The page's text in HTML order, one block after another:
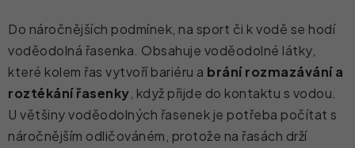
Do náročnějších podmínek, na sport či k vodě se hodí
voděodolná řasenka. Obsahuje voděodolné látky,
které kolem řas vytvoří bariéru a brání rozmazávání a
roztékání řasenky, když přijde do kontaktu s vodou.
U většiny voděodolných řasenek je potřeba počítat s
náročnějším odličováném, protože na řasách drží